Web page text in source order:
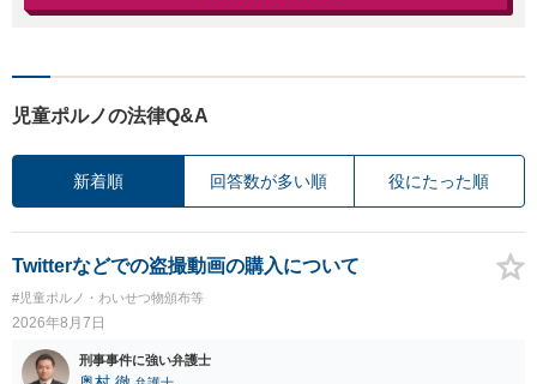
児童ポルノの法律Q&A
新着順 回答数が多い順 役にたった順
Twitterなどでの盗撮動画の購入について
#児童ポルノ・わいせつ物頒布等
2026年8月7日
刑事事件に強い弁護士